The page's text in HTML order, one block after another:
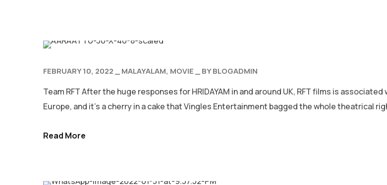
FEBRUARY 10, 2022 MALAYALAM MOVIE BYBLOGADMIN
Team RFT After the huge responses for HRIDAYAM in and around UK, RFT films is
Europe, and it’s a cherry in a cake that Vingles Entertainment bagged the whole theatrical
Read More